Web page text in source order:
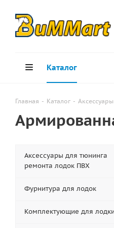
Каталог
Главная - Каталог -
Аксессуары для тюнинга
ремонта лодок ПВХ
Фурнитура для лодок
Комплектующие для лодки